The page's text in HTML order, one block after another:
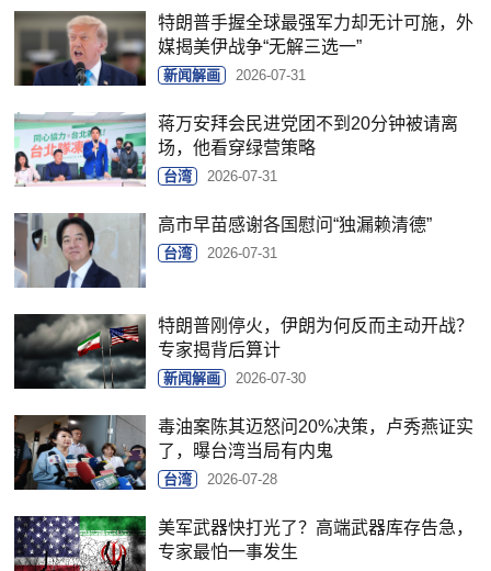
特朗普手握全球最强军力却无计可施，外
媒揭美伊战争“无解三选一”
新闻解画 2026-07-31
蒋万安拜会民进党团不到20分钟被请离
场，他看穿绿营策略
台湾 2026-07-31
高市早苗感谢各国慰问“独漏赖清德”
台湾 2026-07-31
特朗普刚停火，伊朗为何反而主动开战？
专家揭背后算计
新闻解画 2026-07-30
毒油案陈其迈怒问20%决策，卢秀燕证实
了，曝台湾当局有内鬼
台湾 2026-07-28
美军武器快打光了？高端武器库存告急，
专家最怕一事发生